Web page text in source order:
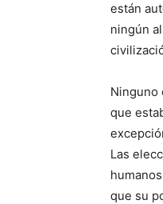
están
ningún
Ninguno
que
Las
que su